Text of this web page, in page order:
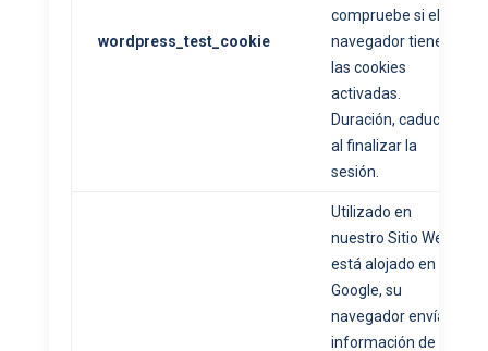
wordpress_test_cookie
compruebe si el
navegador tiene
las cookies
activadas.
Duración, caduca
al finalizar la
sesión.
Utilizado en
nuestro Sitio Web
está alojado en
Google, su
navegador envía
información de